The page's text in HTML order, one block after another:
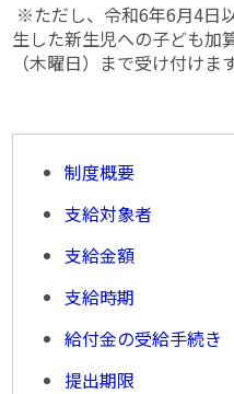
※ただし、令和6年6月4日
生した新生児への子ども加
（木曜日）まで受け付けます
制度概要
支給対象者
支給金額
支給時期
給付金の受給手続き
提出期限